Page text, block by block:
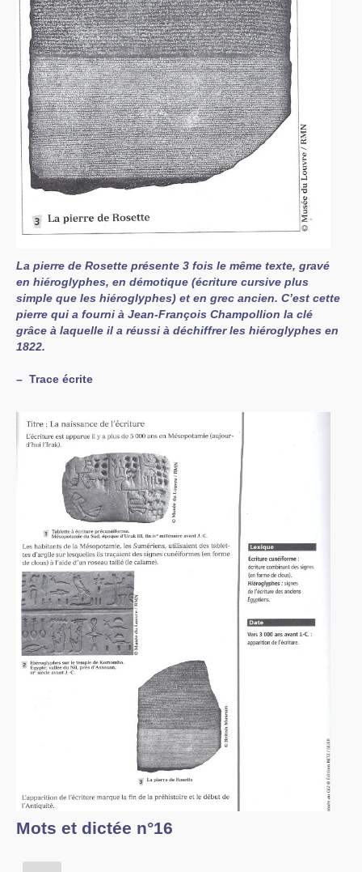
La pierre de Rosette présente 3 fois le même texte, gravé
en hiéroglyphes, en démotique (écriture cursive plus
simple que les hiéroglyphes) et en grec ancien. C’est cette
pierre qui a fourni à Jean-François Champollion la clé
grâce à laquelle il a réussi à déchiffrer les hiéroglyphes en
1822.
– Trace écrite
Mots et dictée n°16